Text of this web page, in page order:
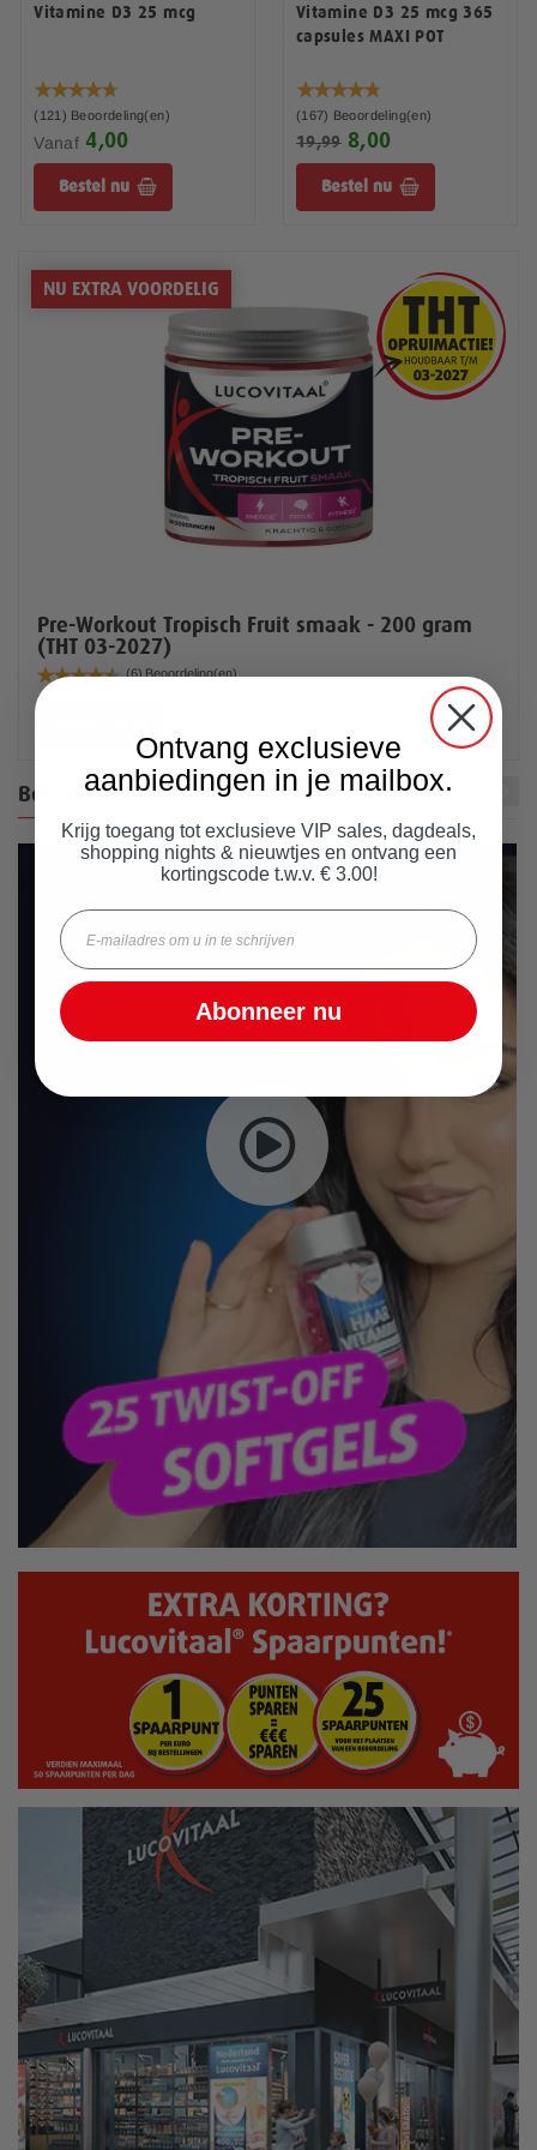
Vitamine D3 25 mcg
Waardering:
94%
(121)Beoordeling(en)
Vanaf 4,00
Bestel nu
Vitamine D3 25 mcg 365
capsules MAXI POT
Waardering:
96%
(167)Beoordeling(en)
S
p
e
c
e
r
i
8,00
19,99
Bestel nu
NU EXTRA VOORDELIG
Pre-Workout Tropisch Fruit smaak - 200 gram
(THT 03-2027)
Waardering:
90%
(6)Beoordeling(en)
Bekijk de productvideo
Ontvang exclusieve
aanbiedingen in je mailbox.
Krijg toegang tot exclusieve VIP sales, dagdeals,
shopping nights & nieuwtjes en ontvang een
kortingscode t.w.v. € 3.00!
Email
Abonneer nu